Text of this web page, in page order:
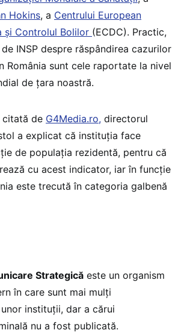
Hokins, a Centrului European
și Controlul Bolilor (ECDC). Practic,
INSP despre răspândirea cazurilor
România sunt cele raportate la nivel
de țara noastră.
citată de G4Media.ro, directorul
a explicat că instituția face
de populația rezidentă, pentru că
cu acest indicator, iar în funcție
este trecută în categoria galbenă
Strategică este un organism
în care sunt mai mulți
instituții, dar a cărui
nu a fost publicată.